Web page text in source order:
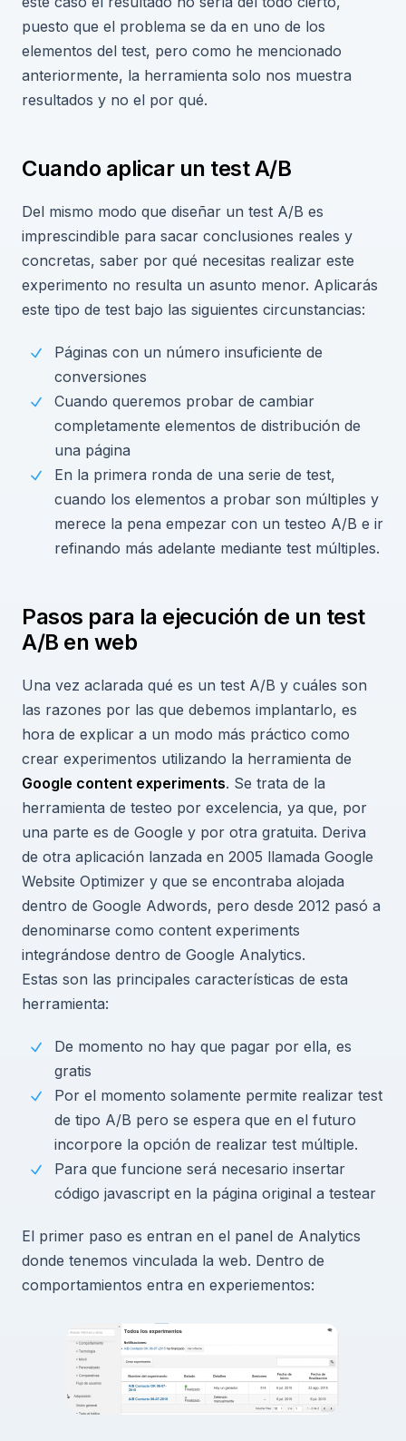
puesto que el problema se da en uno de los
elementos del test, pero como he mencionado
anteriormente, la herramienta solo nos muestra
resultados y no el por qué.
Cuando aplicar un test A/B
Del mismo modo que diseñar un test A/B es
imprescindible para sacar conclusiones reales y
concretas, saber por qué necesitas realizar este
experimento no resulta un asunto menor. Aplicarás
este tipo de test bajo las siguientes circunstancias:
Páginas con un número insuficiente de
conversiones
Cuando queremos probar de cambiar
completamente elementos de distribución de
una página
En la primera ronda de una serie de test,
cuando los elementos a probar son múltiples y
merece la pena empezar con un testeo A/B e ir
refinando más adelante mediante test múltiples.
Pasos para la ejecución de un test
A/B en web
Una vez aclarada qué es un test A/B y cuáles son
las razones por las que debemos implantarlo, es
hora de explicar a un modo más práctico como
crear experimentos utilizando la herramienta de
Google content experiments. Se trata de la
herramienta de testeo por excelencia, ya que, por
una parte es de Google y por otra gratuita. Deriva
de otra aplicación lanzada en 2005 llamada Google
Website Optimizer y que se encontraba alojada
dentro de Google Adwords, pero desde 2012 pasó a
denominarse como content experiments
integrándose dentro de Google Analytics.
Estas son las principales características de esta
herramienta:
De momento no hay que pagar por ella, es
gratis
Por el momento solamente permite realizar test
de tipo A/B pero se espera que en el futuro
incorpore la opción de realizar test múltiple.
Para que funcione será necesario insertar
código javascript en la página original a testear
El primer paso es entran en el panel de Analytics
donde tenemos vinculada la web. Dentro de
comportamientos entra en experiementos: